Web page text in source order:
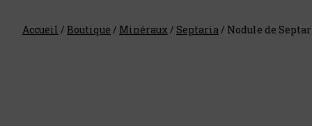
Accueil / Boutique / Minéraux / Septaria/ Nodule de